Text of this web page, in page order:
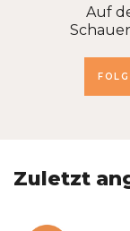
Auf
Zuletzt